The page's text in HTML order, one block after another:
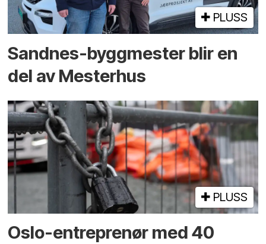
PLUSS
Sandnes-byggmester blir en
del av Mesterhus
PLUSS
Oslo-entreprenør med 40